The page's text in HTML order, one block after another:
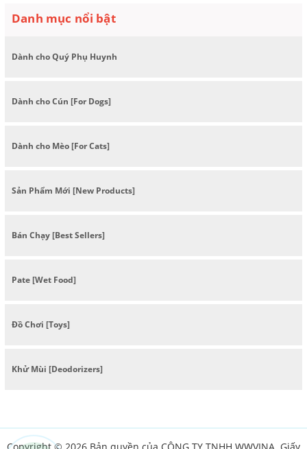
Danh mục nổi bật
Dành cho Quý Phụ Huynh
Dành cho Cún [For Dogs]
Dành cho Mèo [For Cats]
Sản Phẩm Mới [New Products]
Bán Chạy [Best Sellers]
Pate [Wet Food]
Đồ Chơi [Toys]
Khử Mùi [Deodorizers]